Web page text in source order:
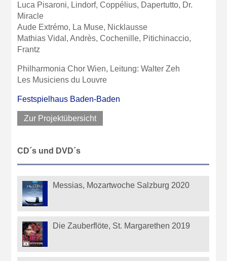
Luca Pisaroni, Lindorf, Coppélius, Dapertutto, Dr.
Miracle
Aude Extrémo, La Muse, Nicklausse
Mathias Vidal, Andrès, Cochenille, Pitichinaccio,
Frantz
Philharmonia Chor Wien, Leitung: Walter Zeh
Les Musiciens du Louvre
Festspielhaus Baden-Baden
Zur Projektübersicht
CD´s und DVD´s
Messias, Mozartwoche Salzburg 2020
Die Zauberflöte, St. Margarethen 2019